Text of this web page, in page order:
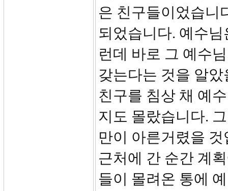
은 친구들이었습니
되었습니다. 예수
런데 바로 그 예수
갖는다는 것을 알
친구를 침상 채 예
지도 몰랐습니다.
만이 아른거렸을
근처에 간 순간 계
들이 몰려온 통에